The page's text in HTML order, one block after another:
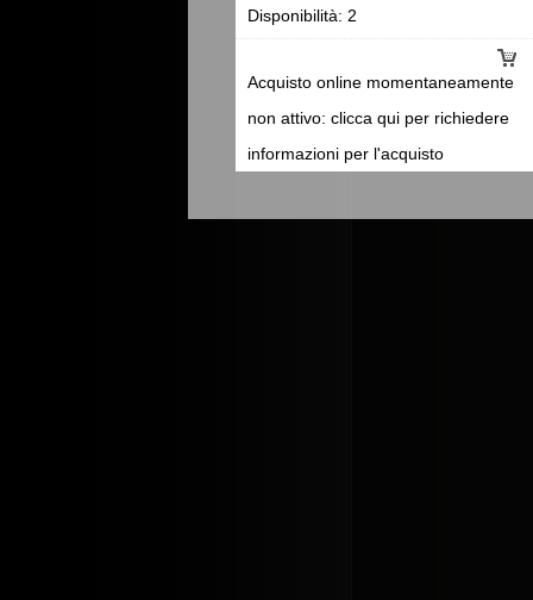
Acquisto online momentaneamente
non attivo: clicca qui per richiedere
informazioni per l'acquisto
Disponibilità: 2